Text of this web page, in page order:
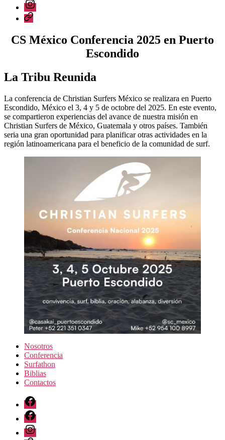
Instagram
CSI
web
CS México Conferencia 2025 en Puerto
Escondido
La Tribu Reunida
La conferencia de Christian Surfers México se realizara en Puerto
Escondido, México el 3, 4 y 5 de octobre del 2025. En este evento,
se compartieron experiencias del avance de nuestra misión en
Christian Surfers de México, Guatemala y otros países. También
seria una gran oportunidad para planificar otras actividades en la
región latinoamericana para el beneficio de la comunidad de surf.
Nosotros
Conferencia
Surfathon
Biblias
Contactos
Facebook
FB
Grupo
Instagram